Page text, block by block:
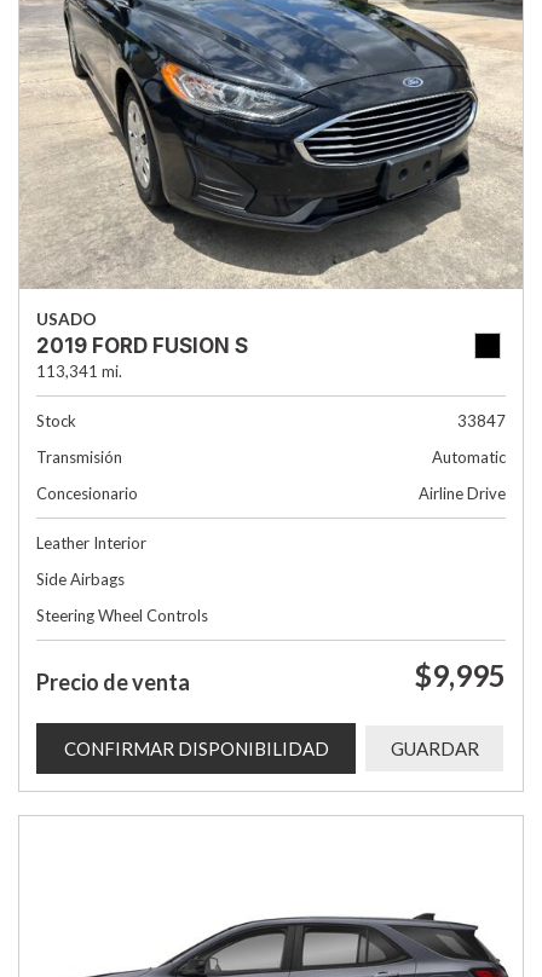
USADO
2019 FORD FUSION S
113,341 mi.
Stock
33847
Transmisión
Automatic
Concesionario
Airline Drive
Leather Interior
Side Airbags
Steering Wheel Controls
Precio de venta $9,995
CONFIRMAR DISPONIBILIDAD GUARDAR